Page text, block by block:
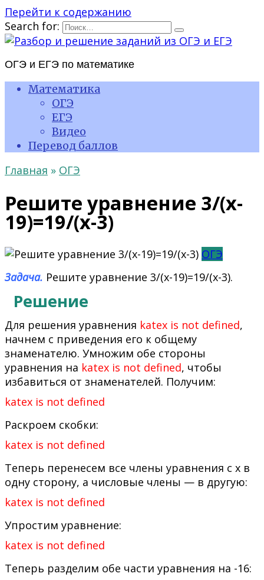
Перейти к содержанию
Search for:
ОГЭ и ЕГЭ по математике
Математика
ОГЭ
ЕГЭ
Видео
Перевод баллов
Главная » ОГЭ
Решите уравнение 3/(x-
19)=19/(x-3)
ОГЭ
Задача. Решите уравнение 3/(x-19)=19/(x-3).
Решение
Для решения уравнения katex is not defined,
начнем с приведения его к общему
знаменателю. Умножим обе стороны
уравнения на katex is not defined, чтобы
избавиться от знаменателей. Получим:
katex is not defined
Раскроем скобки:
katex is not defined
Теперь перенесем все члены уравнения с x в
одну сторону, а числовые члены — в другую:
katex is not defined
Упростим уравнение:
katex is not defined
Теперь разделим обе части уравнения на -16: